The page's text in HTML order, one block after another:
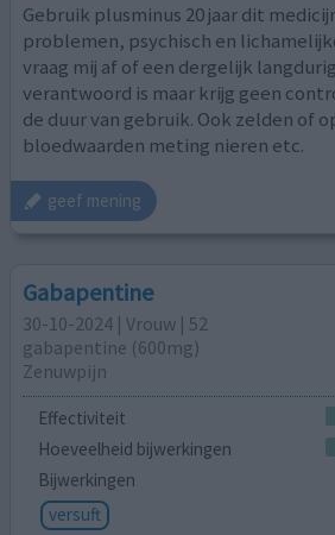
Gebruik plusminus 20 jaar dit
problemen, psychisch en
vraag mij af of een dergelijk
verantwoord is maar krijg geen
de duur van gebruik. Ook zelden of
bloedwaarden meting nieren etc.
geef mening
Gabapentine
30-10-2024 | Vrouw | 52
gabapentine (600mg)
Zenuwpijn
Effectiviteit
Hoeveelheid bijwerkingen
Bijwerkingen
versuft